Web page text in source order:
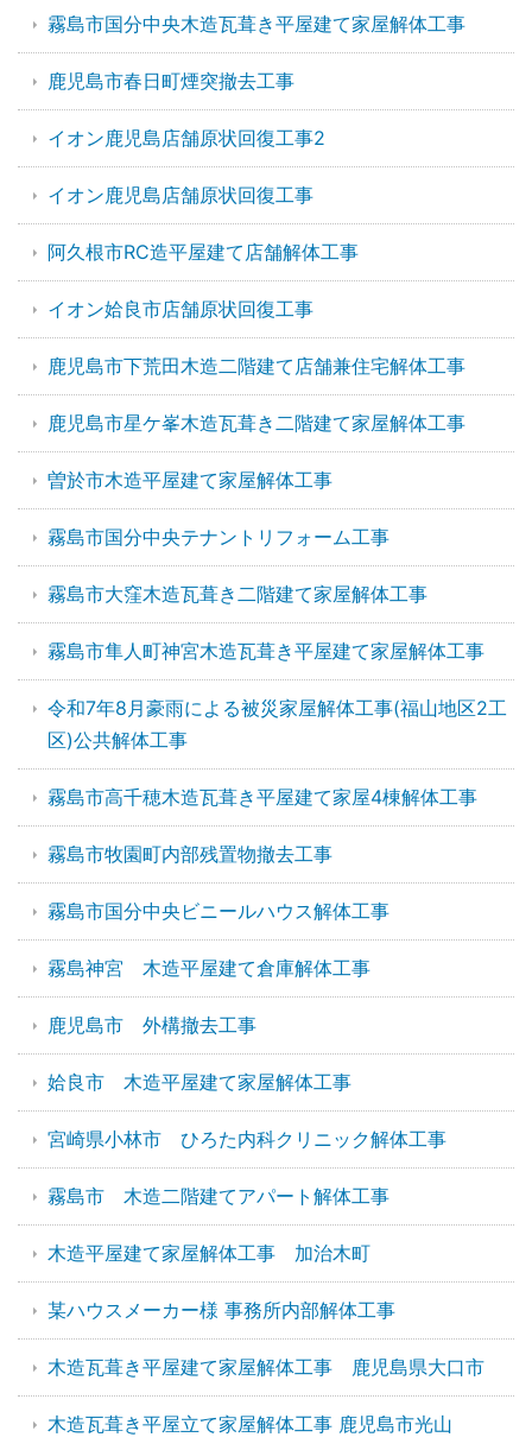
霧島市国分中央木造瓦葺き平屋建て家屋解体工事
鹿児島市春日町煙突撤去工事
イオン鹿児島店舗原状回復工事2
イオン鹿児島店舗原状回復工事
阿久根市RC造平屋建て店舗解体工事
イオン姶良市店舗原状回復工事
鹿児島市下荒田木造二階建て店舗兼住宅解体工事
鹿児島市星ケ峯木造瓦葺き二階建て家屋解体工事
曽於市木造平屋建て家屋解体工事
霧島市国分中央テナントリフォーム工事
霧島市大窪木造瓦葺き二階建て家屋解体工事
霧島市隼人町神宮木造瓦葺き平屋建て家屋解体工事
令和7年8月豪雨による被災家屋解体工事(福山地区2工
区)公共解体工事
霧島市高千穂木造瓦葺き平屋建て家屋4棟解体工事
霧島市牧園町内部残置物撤去工事
霧島市国分中央ビニールハウス解体工事
霧島神宮 木造平屋建て倉庫解体工事
鹿児島市 外構撤去工事
姶良市 木造平屋建て家屋解体工事
宮崎県小林市 ひろた内科クリニック解体工事
霧島市 木造二階建てアパート解体工事
木造平屋建て家屋解体工事 加治木町
某ハウスメーカー様 事務所内部解体工事
木造瓦葺き平屋建て家屋解体工事 鹿児島県大口市
木造瓦葺き平屋立て家屋解体工事 鹿児島市光山